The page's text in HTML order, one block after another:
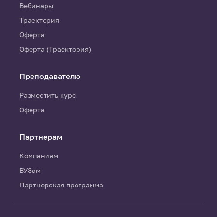
Вебинары
Траектория
Оферта
Оферта (Траектория)
Преподавателю
Разместить курс
Оферта
Партнерам
Компаниям
ВУЗам
Партнерская программа